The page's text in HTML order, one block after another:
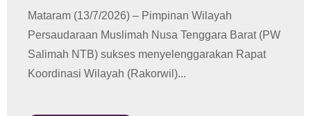
Mataram (13/7/2026) – Pimpinan Wilayah
Persaudaraan Muslimah Nusa Tenggara Barat (PW
Salimah NTB) sukses menyelenggarakan Rapat
Koordinasi Wilayah (Rakorwil)...